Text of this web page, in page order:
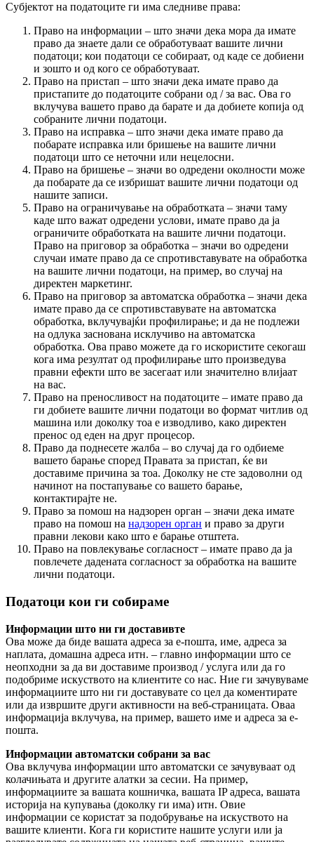
Субјектот на податоците ги има следниве права:
Право на информации – што значи дека мора да имате
право да знаете дали се обработуваат вашите лични
податоци; кои податоци се собираат, од каде се добиени
и зошто и од кого се обработуваат.
Право на пристап – што значи дека имате право да
пристапите до податоците собрани од / за вас. Ова го
вклучува вашето право да барате и да добиете копија од
собраните лични податоци.
Право на исправка – што значи дека имате право да
побарате исправка или бришење на вашите лични
податоци што се неточни или нецелосни.
Право на бришење – значи во одредени околности може
да побарате да се избришат вашите лични податоци од
нашите записи.
Право на ограничување на обработката – значи таму
каде што важат одредени услови, имате право да ја
ограничите обработката на вашите лични податоци.
Право на приговор за обработка – значи во одредени
случаи имате право да се спротивставувате на обработка
на вашите лични податоци, на пример, во случај на
директен маркетинг.
Право на приговор за автоматска обработка – значи дека
имате право да се спротивставувате на автоматска
обработка, вклучувајќи профилирање; и да не подлежи
на одлука заснована исклучиво на автоматска
обработка. Ова право можете да го искористите секогаш
кога има резултат од профилирање што произведува
правни ефекти што ве засегаат или значително влијаат
на вас.
Право на преносливост на податоците – имате право да
ги добиете вашите лични податоци во формат читлив од
машина или доколку тоа е изводливо, како директен
пренос од еден на друг процесор.
Право да поднесете жалба – во случај да го одбиеме
вашето барање според Правата за пристап, ќе ви
доставиме причина за тоа. Доколку не сте задоволни од
начинот на постапување со вашето барање,
контактирајте не.
Право за помош на надзорен орган – значи дека имате
право на помош на надзорен орган и право за други
правни лекови како што е барање отштета.
Право на повлекување согласност – имате право да ја
повлечете дадената согласност за обработка на вашите
лични податоци.
Податоци кои ги собираме
Информации што ни ги доставивте
Ова може да биде вашата адреса за е-пошта, име, адреса за
наплата, домашна адреса итн. – главно информации што се
неопходни за да ви доставиме производ / услуга или да го
подобриме искуството на клиентите со нас. Ние ги зачувуваме
информациите што ни ги доставувате со цел да коментирате
или да извршите други активности на веб-страницата. Оваа
информација вклучува, на пример, вашето име и адреса за е-
пошта.
Информации автоматски собрани за вас
Ова вклучува информации што автоматски се зачувуваат од
колачињата и другите алатки за сесии. На пример,
информациите за вашата кошничка, вашата IP адреса, вашата
историја на купувања (доколку ги има) итн. Овие
информации се користат за подобрување на искуството на
вашите клиенти. Кога ги користите нашите услуги или ја